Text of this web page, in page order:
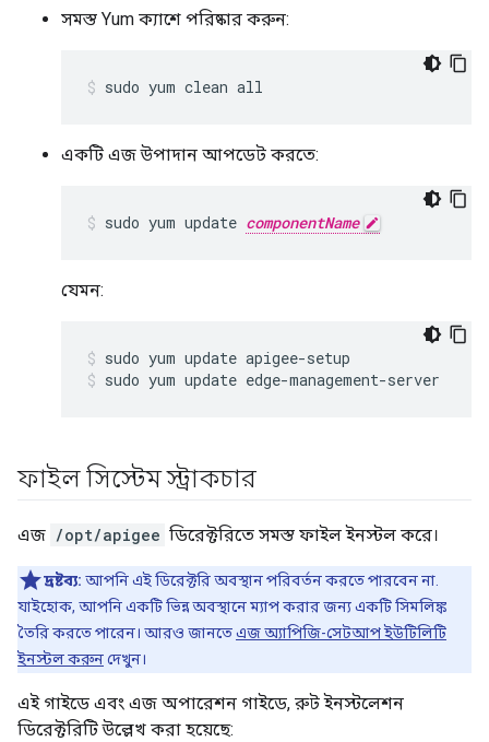
সমস্ত Yum ক্যাশে পরিষ্কার করুন:
sudo yum clean all
একটি এজ উপাদান আপডেট করতে:
sudo yum update componentName
যেমন:
sudo yum update edge-management-server
ফাইল সিস্টেম স্ট্রাকচার
এজ /opt/apigee ডিরেক্টরিতে সমস্ত ফাইল ইনস্টল করে।
দ্রষ্টব্য: আপনি এই ডিরেক্টরি অবস্থান পরিবর্তন করতে পারবেন না.
যাইহোক, আপনি একটি ভিন্ন অবস্থানে ম্যাপ করার জন্য একটি সিমলিঙ্ক
তৈরি করতে পারেন। আরও জানতে এজ অ্যাপিজি-সেটআপ ইউটিলিটি
ইনস্টল করুনদেখুন।
এই গাইডে এবং এজ অপারেশন গাইডে, রুট ইনস্টলেশন
ডিরেক্টরিটি উল্লেখ করা হয়েছে: